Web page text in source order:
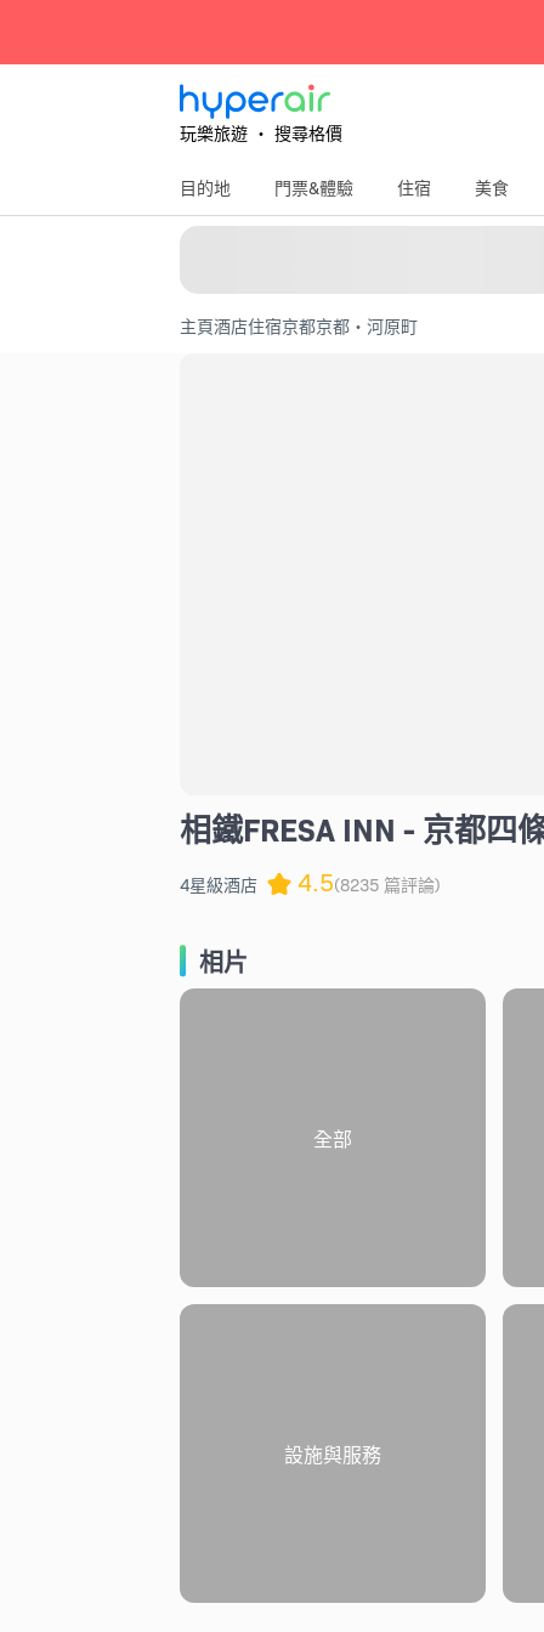
玩樂旅遊 ‧ 搜尋格價
目的地 門票&體驗 住宿 美食
主頁酒店住宿京都京都・河原町
相鐵FRESA INN - 京都四
4星級酒店 4.5(8235 篇評論)
相片
全部
設施與服務